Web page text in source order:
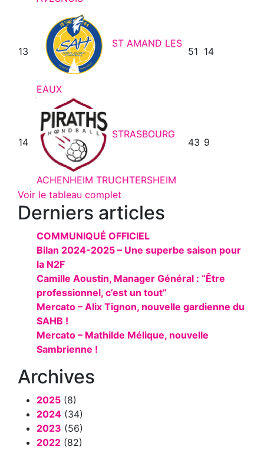
13
ST AMAND LES
EAUX
51 14
14
STRASBOURG
ACHENHEIM TRUCHTERSHEIM
43 9
Voir le tableau complet
Derniers articles
COMMUNIQUÉ OFFICIEL
Bilan 2024-2025 – Une superbe saison pour
la N2F
Camille Aoustin, Manager Général : “Être
professionnel, c’est un tout”
Mercato – Alix Tignon, nouvelle gardienne du
SAHB !
Mercato – Mathilde Mélique, nouvelle
Sambrienne !
Archives
2025 (8)
2024 (34)
2023 (56)
2022 (82)